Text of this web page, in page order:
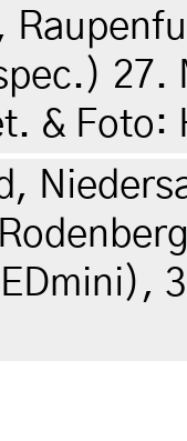
27.
& Foto: